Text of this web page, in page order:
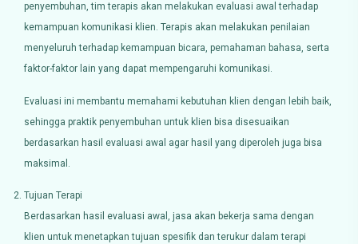
penyembuhan, tim terapis akan melakukan evaluasi awal terhadap
kemampuan komunikasi klien. Terapis akan melakukan penilaian
menyeluruh terhadap kemampuan bicara, pemahaman bahasa, serta
faktor-faktor lain yang dapat mempengaruhi komunikasi.
Evaluasi ini membantu memahami kebutuhan klien dengan lebih baik,
sehingga praktik penyembuhan untuk klien bisa disesuaikan
berdasarkan hasil evaluasi awal agar hasil yang diperoleh juga bisa
maksimal.
Tujuan Terapi
Berdasarkan hasil evaluasi awal, jasa akan bekerja sama dengan
klien untuk menetapkan tujuan spesifik dan terukur dalam terapi